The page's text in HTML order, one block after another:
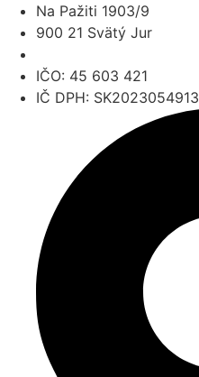
Na Pažiti 1903/9
900 21 Svätý Jur
IČO: 45 603 421
IČ DPH: SK2023054913